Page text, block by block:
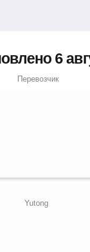
6
Перевозчик
Yutong